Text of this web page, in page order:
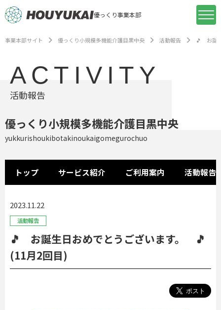
優っくり事業本部
事業本部サイト 優っくり小規模多機能介護目黒中央 活動報告 🎵 お誕
ACTIVITY
活動報告
優っくり小規模多機能介護目黒中央
yukkurishoukibotakinoukaigomegurochuo
トップ サービス紹介 ご利用案内 活動報告
2023.11.22
活動報告
🎵 お誕生日おめでとうございます。 🎵
(11月2回目)